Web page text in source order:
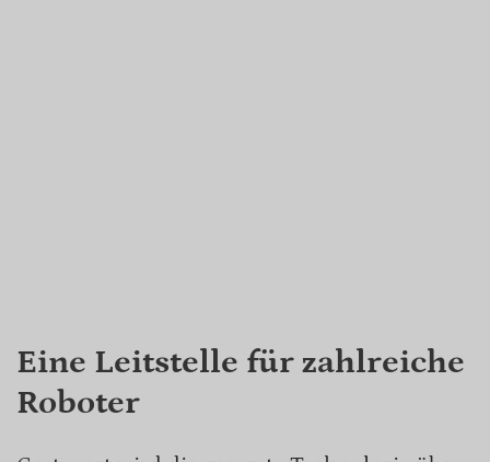
Eine Leitstelle für zahlreiche
Roboter